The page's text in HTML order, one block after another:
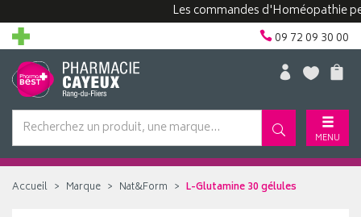
Les commandes d'Homéopathie
09 72 09 30 00
MENU
Accueil Marque Nat&Form L-Glutamine 30 gélules